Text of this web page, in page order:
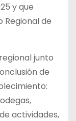
y que
Regional de
junto
de
actividades,